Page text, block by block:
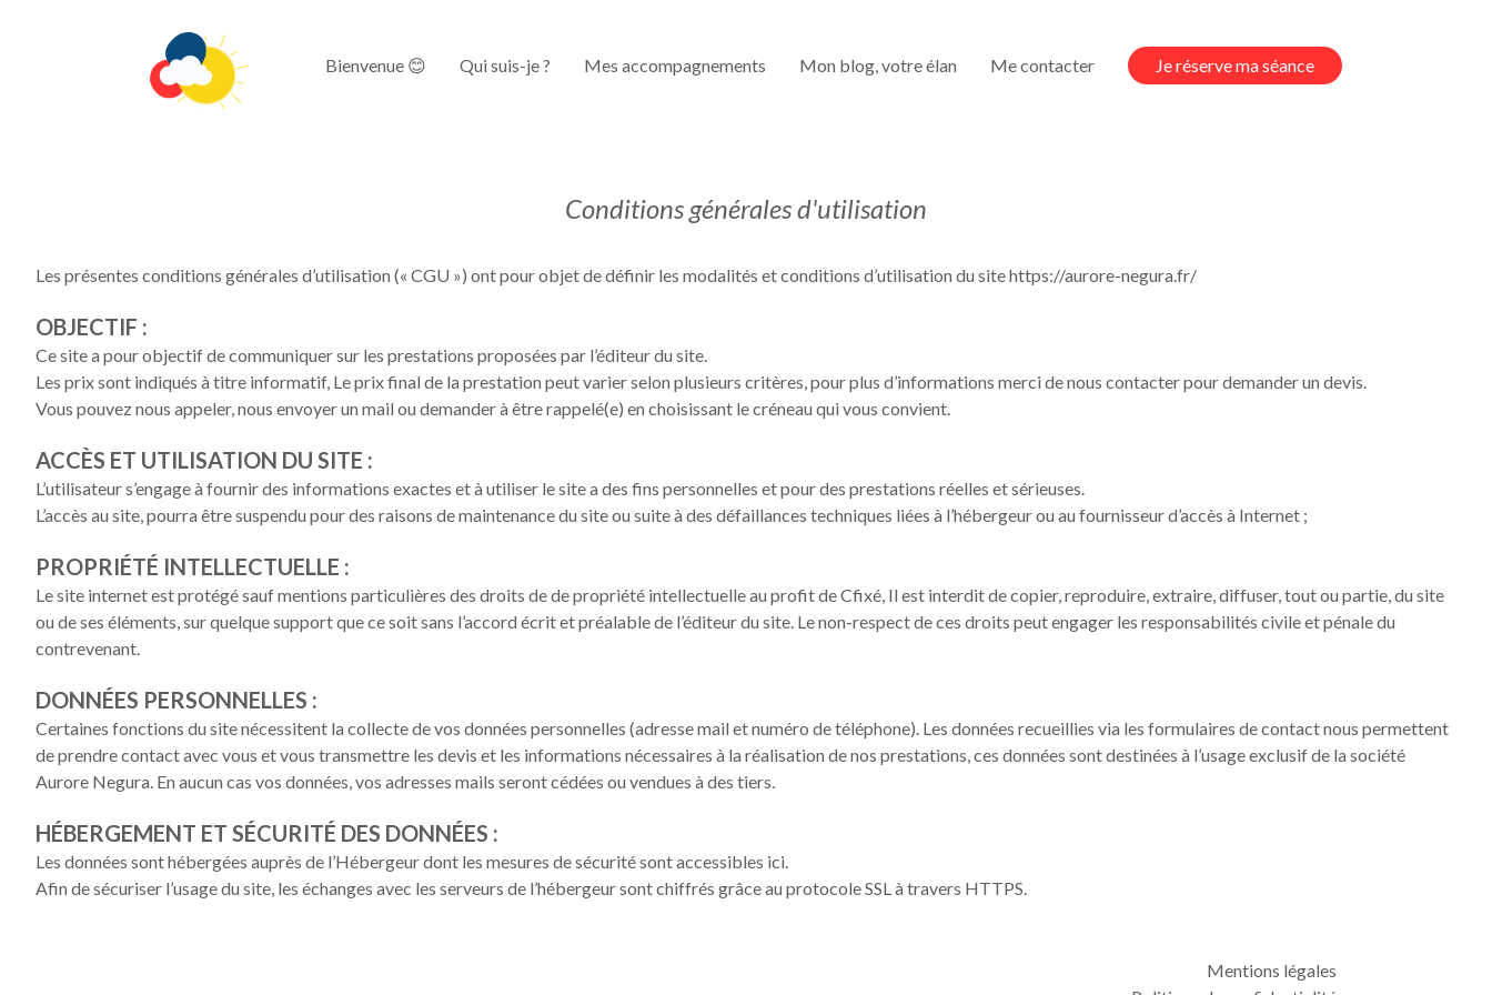
Bienvenue 😊 Qui suis-je ? Mes accompagnements Mon blog, votre élan Me contacter Je réserve ma séance
Conditions générales d'utilisation
Les présentes conditions générales d’utilisation (« CGU ») ont pour objet de définir les modalités et conditions d’utilisation du sitehttps://aurore-negura.fr/
OBJECTIF :
Ce site a pour objectif de communiquer sur les prestations proposées par l’éditeur du site.
Les prix sont indiqués à titre informatif, Le prix final de la prestation peut varier selon plusieurs critères, pour plus d’informations merci de nous contacter pour demander un devis.
Vous pouvez nous appeler, nous envoyer un mail ou demander à être rappelé(e) en choisissant le créneau qui vous convient.
ACCÈS ET UTILISATION DU SITE :
L’utilisateur s’engage à fournir des informations exactes et à utiliser le site a des fins personnelles et pour des prestations réelles et sérieuses.
L’accès au site, pourra être suspendu pour des raisons de maintenance du site ou suite à des défaillances techniques liées à l’hébergeur ou au fournisseur d’accès à Internet ;
PROPRIÉTÉ INTELLECTUELLE :
Le site internet est protégé sauf mentions particulières des droits de de propriété intellectuelle au profit de Cfixé, Il est interdit de copier, reproduire, extraire, diffuser, tout ou partie, du site
ou de ses éléments, sur quelque support que ce soit sans l’accord écrit et préalable de l’éditeur du site. Le non-respect de ces droits peut engager les responsabilités civile et pénale du
contrevenant.
DONNÉES PERSONNELLES :
Certaines fonctions du site nécessitent la collecte de vos données personnelles (adresse mail et numéro de téléphone). Les données recueillies via les formulaires de contact nous permettent
de prendre contact avec vous et vous transmettre les devis et les informations nécessaires à la réalisation de nos prestations, ces données sont destinées à l’usage exclusif de la société
Aurore Negura. En aucun cas vos données, vos adresses mails seront cédées ou vendues à des tiers.
HÉBERGEMENT ET SÉCURITÉ DES DONNÉES :
Les données sont hébergées auprès de l’Hébergeur dont les mesures de sécurité sont accessibles ici.
Afin de sécuriser l’usage du site, les échanges avec les serveurs de l’hébergeur sont chiffrés grâce au protocole SSL à travers HTTPS.
Mentions légales